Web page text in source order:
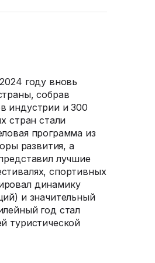
году вновь
собрав
индустрии и 300
стран стали
программа из
развития, а
лучшие
спортивных
динамику
и значительный
год стал
туристической